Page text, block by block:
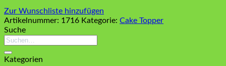
Zur Wunschliste hinzufügen
Artikelnummer: 1716 Kategorie: Cake Topper
Suche
Suchen
Kategorien